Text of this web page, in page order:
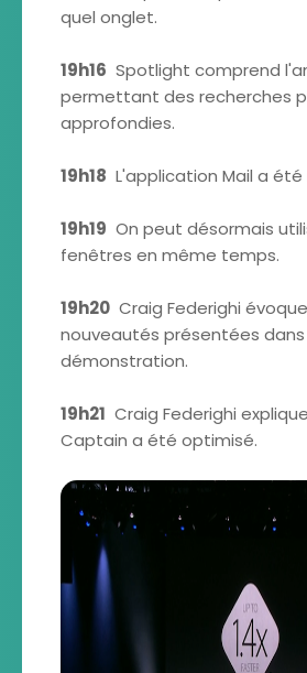
quel onglet.
19h16 Spotlight comprend
permettant des recherches
approfondies.
19h18 L'application Mail a été
19h19 On peut désormais
fenêtres en même temps.
19h20 Craig Federighi
nouveautés présentées dans
démonstration.
19h21 Craig Federighi explique
Captain a été optimisé.